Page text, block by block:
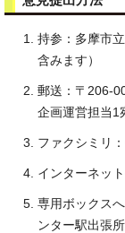
持参：多摩市
含みます）
郵送：〒206-
企画運営担当1
ファクシミリ
インターネッ
専用ボックス
ンター駅出張